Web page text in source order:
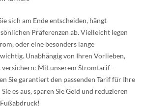
sich am Ende entscheiden, hängt
Präferenzen ab. Vielleicht legen
oder eine besonders lange
Unabhängig von Ihren Vorlieben,
versichern: Mit unserem Stromtarif-
Sie garantiert den passenden Tarif für Ihre
es aus, sparen Sie Geld und reduzieren